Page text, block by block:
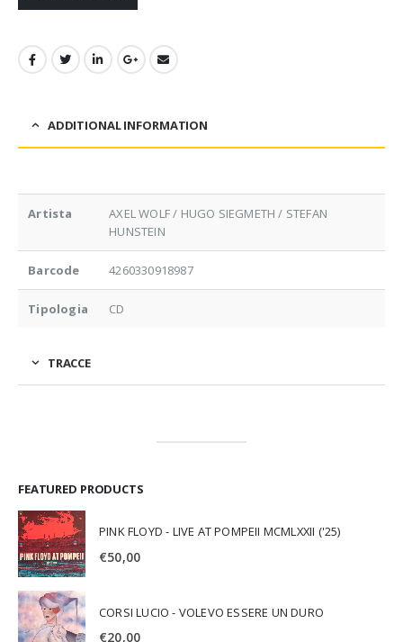
ADDITIONAL INFORMATION
Artista
AXEL WOLF / HUGO SIEGMETH / STEFAN
HUNSTEIN
Barcode 4260330918987
Tipologia CD
TRACCE
FEATURED PRODUCTS
PINK FLOYD - LIVE AT POMPEII MCMLXXII ('25)
€50,00
CORSI LUCIO - VOLEVO ESSERE UN DURO
€20,00